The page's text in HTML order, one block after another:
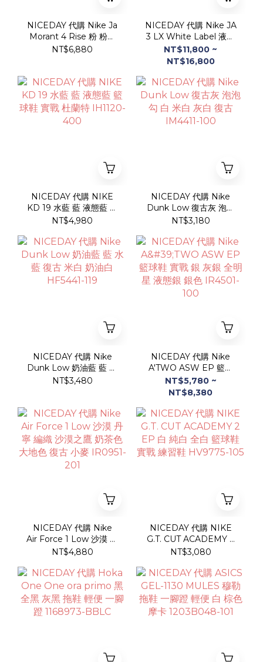
NICEDAY 代購 Nike Ja
Morant 4 Rise 粉 粉黑
金 實戰 籃球鞋 莫蘭特 四
NT$6,880
NICEDAY 代購 Nike JA
3 LX White Label 液態
銀 銀 銀灰 白銀 白 全明
星 莫蘭特 IO7668-100
NT$11,800 ~
NT$16,800
NICEDAY 代購 NIKE
KD 19 水藍 藍 液態藍 籃
球鞋 實戰 杜蘭特
NT$4,980
NICEDAY 代購 Nike
Dunk Low 復古灰 泡泡
勾 白 米白 灰白 復古
NT$3,180
NICEDAY 代購 Nike
Dunk Low 奶油藍 藍 水
藍 復古 米白 奶油白
NT$3,480
NICEDAY 代購 Nike
A'TWO ASW EP 籃球
鞋 實戰 銀 灰銀 全明星
液態銀 銀色 IR4501-
NT$5,780 ~
NT$8,380
NICEDAY 代購 Nike
Air Force 1 Low 沙漠 丹
寧 編織 沙漠之鷹 奶茶色
IR0951-201
NT$4,880
NICEDAY 代購 NIKE
G.T. CUT ACADEMY 2
EP 白 純白 全白 籃球鞋
105
NT$3,080